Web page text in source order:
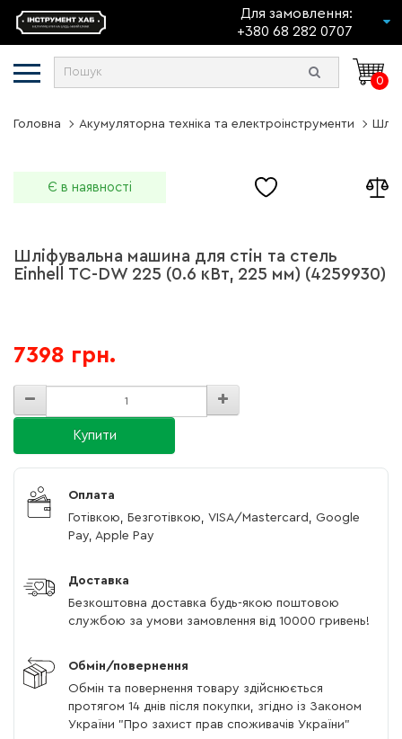
Для замовлення:
+380 68 282 0707
0
Головна Акумуляторна техніка та електроінструменти
Є в наявності
Шліфувальна машина для стін та стель
Einhell TC-DW 225 (0.6 кВт, 225 мм) (4259930)
7398 грн.
Купити
Оплата
Готівкою, Безготівкою, VISA/Mastercard, Google
Pay, Apple Pay
Доставка
Безкоштовна доставка будь-якою поштовою
службою за умови замовлення від 10000 гривень!
Обмін/повернення
Обмін та повернення товару здійснюється
протягом 14 днів після покупки, згідно із Законом
України "Про захист прав споживачів України"